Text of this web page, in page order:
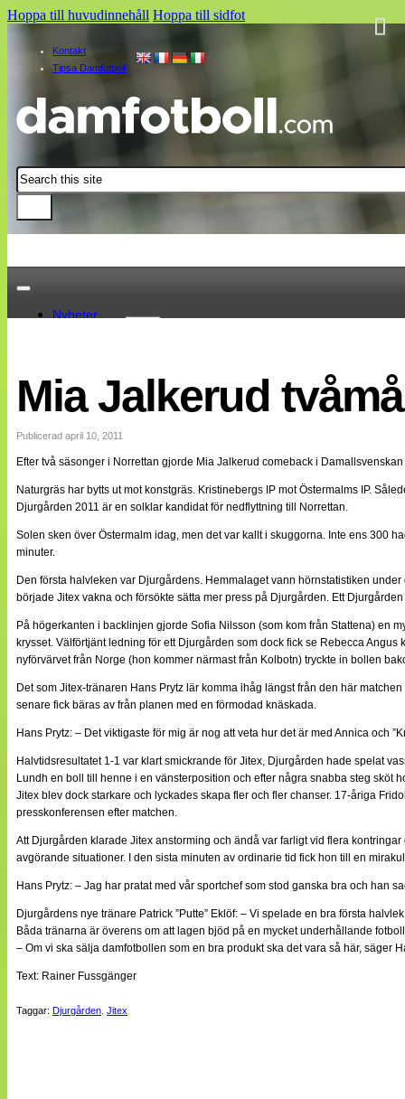
Hoppa till huvudinnehåll Hoppa till sidfot
Kontakt
Tipsa Damfotboll
Sök
Nyheter
Landslaget
EM 2013
Internationellt
Bildreportage
Bloggar
Lagen
Webb-TV
Medlemsbilder
Till klubbkassan
Split vision
Om oss
Annonsera
Statistik
Tipsa Damfotboll
Kontakt
Mia Jalkerud
Publicerad april 10, 2011
Efter två säsonger i Norrettan gjorde Mia Jalkerud comeback i
Naturgräs har bytts ut mot konstgräs. Kristinebergs IP mot Östermalms IP.
Djurgården 2011 är en solklar kandidat för nedflyttning till Norrettan.
Solen sken över Östermalm idag, men det var kallt i skuggorna. Inte ens 300
minuter.
Den första halvleken var Djurgårdens. Hemmalaget vann hörnstatistiken
började Jitex vakna och försökte sätta mer press på Djurgården. Ett
På högerkanten i backlinjen gjorde Sofia Nilsson (som kom från Stattena) en
krysset. Välförtjänt ledning för ett Djurgården som dock fick se Rebecca
nyförvärvet från Norge (hon kommer närmast från Kolbotn) tryckte in bollen
Det som Jitex-tränaren Hans Prytz lär komma ihåg längst från den här
senare fick bäras av från planen med en förmodad knäskada.
Hans Prytz: – Det viktigaste för mig är nog att veta hur det är med Annica och
Halvtidsresultatet 1-1 var klart smickrande för Jitex, Djurgården hade spelat
Lundh en boll till henne i en vänsterposition och efter några snabba steg
Jitex blev dock starkare och lyckades skapa fler och fler chanser. 17-åriga
presskonferensen efter matchen.
Att Djurgården klarade Jitex anstorming och ändå var farligt vid flera
avgörande situationer. I den sista minuten av ordinarie tid fick hon till en
Hans Prytz: – Jag har pratat med vår sportchef som stod ganska bra och han
Djurgårdens nye tränare Patrick ”Putte” Eklöf: – Vi spelade en bra första
Båda tränarna är överens om att lagen bjöd på en mycket underhållande
– Om vi ska sälja damfotbollen som en bra produkt ska det vara så här, säger
Text: Rainer Fussgänger
Taggar: Djurgården Jitex